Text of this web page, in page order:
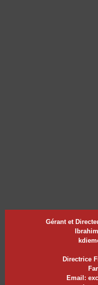
Gérant et
Directrice
Email: